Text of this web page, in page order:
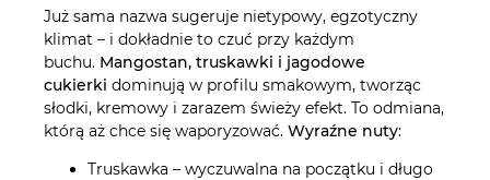
Już sama nazwa sugeruje nietypowy, egzotyczny
klimat – i dokładnie to czuć przy każdym
buchu. Mangostan, truskawki i jagodowe
cukierki dominują w profilu smakowym, tworząc
słodki, kremowy i zarazem świeży efekt. To odmiana,
którą aż chce się waporyzować. Wyraźne nuty:
Truskawka – wyczuwalna na początku i długo